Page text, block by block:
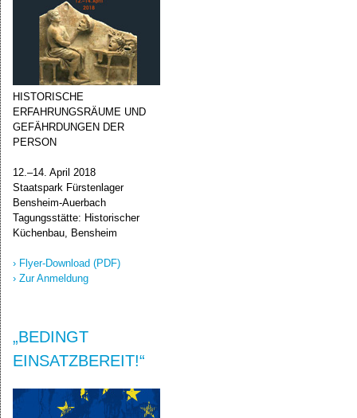
HISTORISCHE
ERFAHRUNGSRÄUME UND
GEFÄHRDUNGEN DER
PERSON
12.–14. April 2018
Staatspark Fürstenlager
Bensheim-Auerbach
Tagungsstätte: Historischer
Küchenbau, Bensheim
› Flyer-Download (PDF)
› Zur Anmeldung
„BEDINGT
EINSATZBEREIT!“